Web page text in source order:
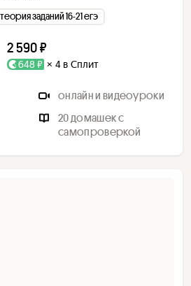
заданий 16-21 егэ
2 590 ₽
648 ₽ × 4 в Сплит
онлайн и видеоуроки
20 домашек с
самопроверкой